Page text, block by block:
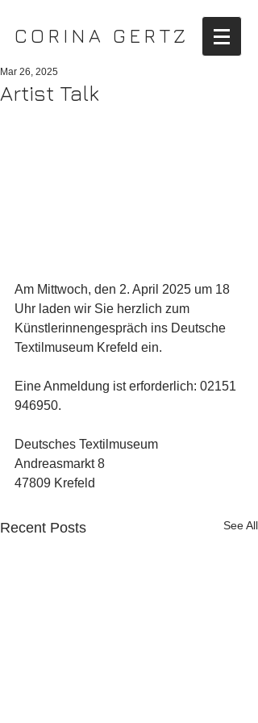
CORINA GERTZ
Artist Talk
Mar 26, 2025
Am Mittwoch, den 2. April 2025 um 18
Uhr laden wir Sie herzlich zum
Künstlerinnengespräch ins Deutsche
Textilmuseum Krefeld ein.
Eine Anmeldung ist erforderlich: 02151
946950.
Deutsches Textilmuseum
Andreasmarkt 8
47809 Krefeld
Recent Posts See All